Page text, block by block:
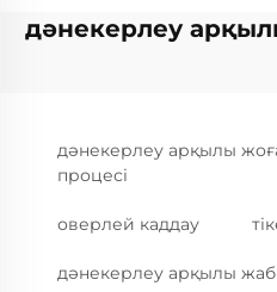
дәнекерлеу
дәнекерлеу арқылы
процесі
оверлей каддау
дәнекерлеу арқылы